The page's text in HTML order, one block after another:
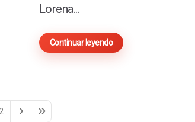
Lorena...
Continuar leyendo
Next PageLast Page